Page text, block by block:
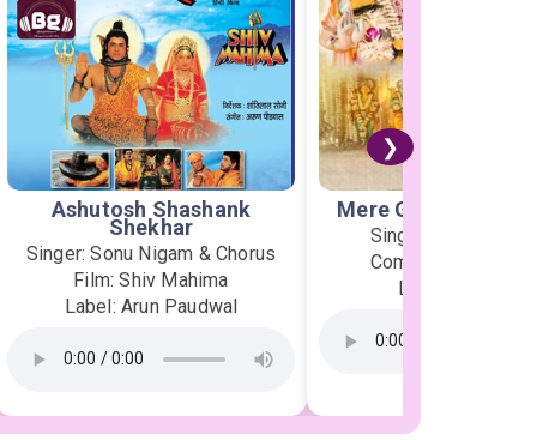
❯
Ashutosh Shashank
Shekhar
Singer: Sonu Nigam & Chorus
Film: Shiv Mahima
Label: Arun Paudwal
Mere Ghar Ram
Singer: Jubin
Composer: Payal
Label: T-Series